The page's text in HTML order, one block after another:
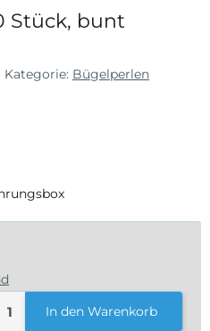
Stück, bunt
Kategorie: Bügelperlen
In den Warenkorb